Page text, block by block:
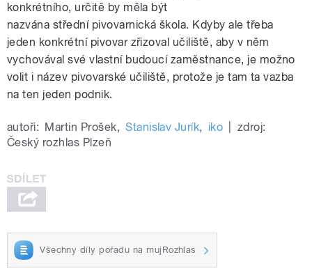
konkrétního, určitě by měla být
nazvána střední pivovarnická škola. Kdyby ale třeba
jeden konkrétní pivovar zřizoval učiliště, aby v něm
vychovával své vlastní budoucí zaměstnance, je možno
volit i název pivovarské učiliště, protože je tam ta vazba
na ten jeden podnik.
autoři: Martin Prošek, Stanislav Jurík, iko
zdroj:
Český rozhlas Plzeň
Všechny díly pořadu na mujRozhlas